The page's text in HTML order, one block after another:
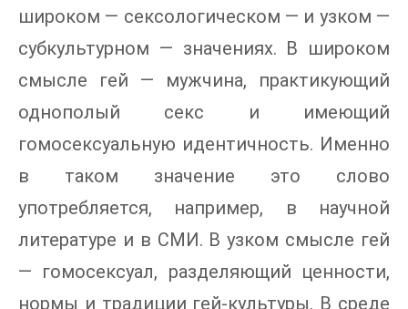
широком — сексологическом — и узком —
субкультурном — значениях. В широком
смысле гей — мужчина, практикующий
однополый секс и имеющий
гомосексуальную идентичность. Именно
в таком значение это слово
употребляется, например, в научной
литературе и в СМИ. В узком смысле гей
— гомосексуал, разделяющий ценности,
нормы и традиции гей-культуры. В среде